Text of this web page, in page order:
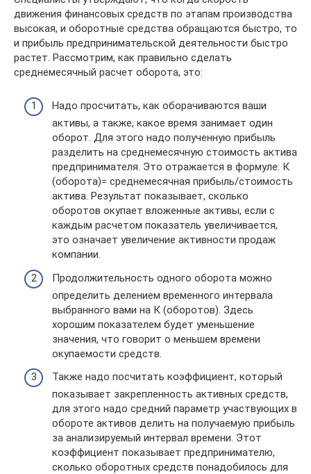
движения финансовых средств по этапам производства
высокая, и оборотные средства обращаются быстро, то
и прибыль предпринимательской деятельности быстро
растет. Рассмотрим, как правильно сделать
среднемесячный расчет оборота, это:
Надо просчитать, как оборачиваются ваши
активы, а также, какое время занимает один
оборот. Для этого надо полученную прибыль
разделить на среднемесячную стоимость актива
предпринимателя. Это отражается в формуле: К
(оборота)= среднемесячная прибыль/стоимость
актива. Результат показывает, сколько
оборотов окупает вложенные активы, если с
каждым расчетом показатель увеличивается,
это означает увеличение активности продаж
компании.
Продолжительность одного оборота можно
определить делением временного интервала
выбранного вами на К (оборотов). Здесь
хорошим показателем будет уменьшение
значения, что говорит о меньшем времени
окупаемости средств.
Также надо посчитать коэффициент, который
показывает закрепленность активных средств,
для этого надо средний параметр участвующих в
обороте активов делить на получаемую прибыль
за анализируемый интервал времени. Этот
коэффициент показывает предпринимателю,
сколько оборотных средств понадобилось для